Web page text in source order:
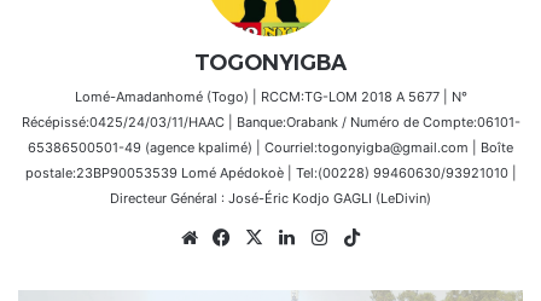
TOGONYIGBA
Lomé-Amadanhomé (Togo) | RCCM:TG-LOM 2018 A 5677 | N°
Récépissé:0425/24/03/11/HAAC | Banque:Orabank / Numéro de Compte:06101-
65386500501-49 (agence kpalimé) | Courriel:togonyigba@gmail.com | Boîte
postale:23BP90053539 Lomé Apédokoè | Tel:(00228) 99460630/93921010 |
Directeur Général : José-Éric Kodjo GAGLI (LeDivin)
WebsiteFacebook
X LinkedinInstagram